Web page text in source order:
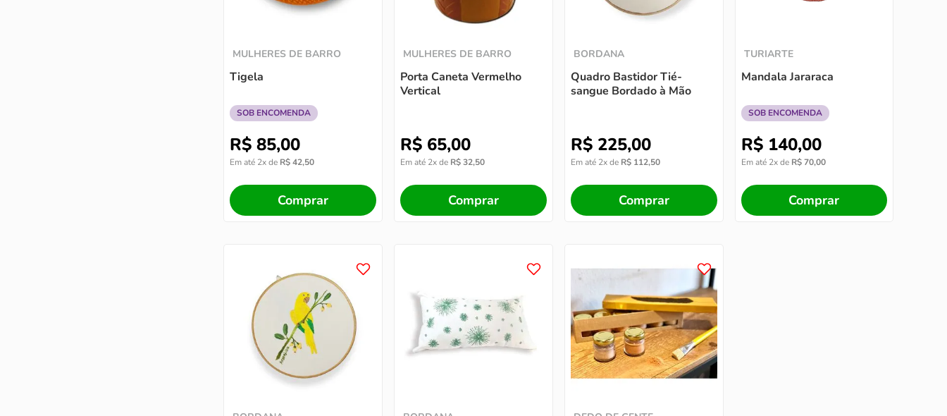
MULHERES DE BARRO
Tigela
SOB ENCOMENDA
R$ 85,00
Em até 2x de R$ 42,50
Comprar
MULHERES DE BARRO
Porta Caneta Vermelho
Vertical
R$ 65,00
Em até 2x de R$32,50
Comprar
BORDANA
Quadro Bastidor Tié-
sangue Bordado à Mão
R$ 225,00
Em até 2x de R$ 112,50
Comprar
TURIARTE
Mandala Jararaca
SOB ENCOMENDA
R$ 140,00
Em até 2x de R$ 70,00
Comprar